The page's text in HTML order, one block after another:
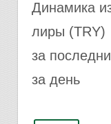
Динамика
лиры (TRY)
за
за день